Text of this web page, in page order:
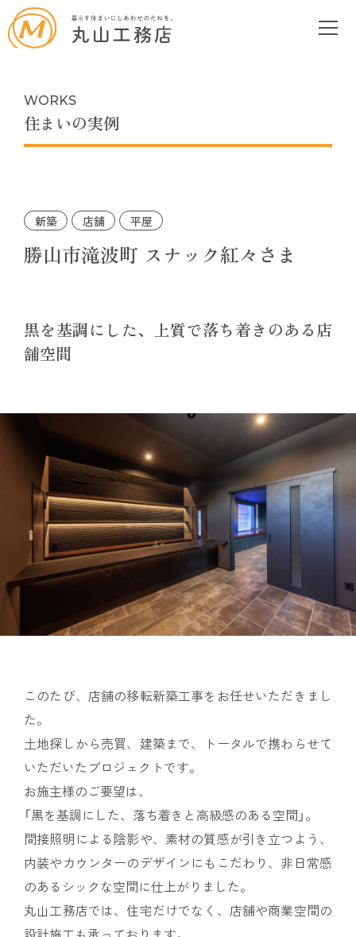
WORKS
住まいの実例
新築 店舗 平屋
勝山市滝波町 スナック紅々さま
黒を基調にした、上質で落ち着きのある店
舗空間
このたび、店舗の移転新築工事をお任せいただきまし
た。
土地探しから売買、建築まで、トータルで携わらせて
いただいたプロジェクトです。
お施主様のご要望は、
「黒を基調にした、落ち着きと高級感のある空間」。
間接照明による陰影や、素材の質感が引き立つよう、
内装やカウンターのデザインにもこだわり、非日常感
のあるシックな空間に仕上がりました。
丸山工務店では、住宅だけでなく、店舗や商業空間の